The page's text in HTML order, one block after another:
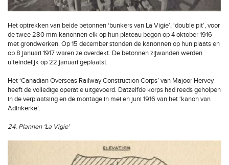
Het optrekken van beide betonnen ‘bunkers van La Vigie’, ‘double pit’, voor
de twee 280 mm kanonnen elk op hun plateau begon op 4 oktober 1916
met grondwerken. Op 15 december stonden de kanonnen op hun plaats en
op 8 januari 1917 waren ze overdekt. De betonnen zijwanden werden
uiteindelijk op 22 januari geplaatst.
Het ‘Canadian Overseas Railway Construction Corps’ van Majoor Hervey
heeft de volledige operatie uitgevoerd. Datzelfde korps had reeds geholpen
in de verplaatsing en de montage in mei en juni 1916 van het ‘kanon van
Adinkerke’.
24. Plannen ‘La Vigie’